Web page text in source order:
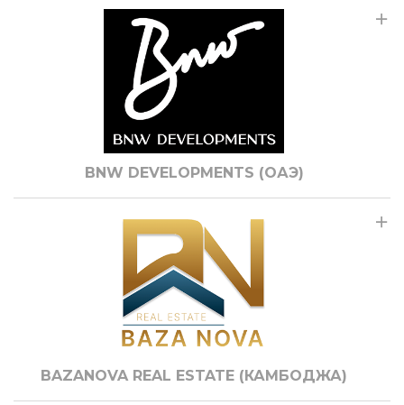
BNW DEVELOPMENTS (ОАЭ)
BAZANOVA REAL ESTATE (КАМБОДЖА)